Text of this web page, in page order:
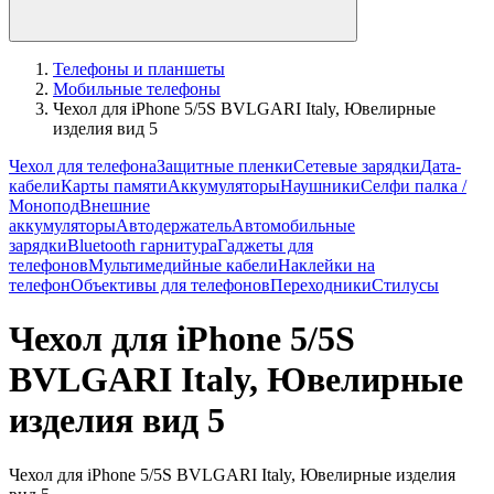
Телефоны и планшеты
Мобильные телефоны
Чехол для iPhone 5/5S BVLGARI Italy, Ювелирные
изделия вид 5
Чехол для телефонаЗащитные пленкиСетевые зарядкиДата-
кабелиКарты памятиАккумуляторыНаушникиСелфи палка /
МоноподВнешние
аккумуляторыАвтодержательАвтомобильные
зарядкиBluetooth гарнитураГаджеты для
телефоновМультимедийные кабелиНаклейки на
телефонОбъективы для телефоновПереходникиСтилусы
Чехол для iPhone 5/5S
BVLGARI Italy, Ювелирные
изделия вид 5
Чехол для iPhone 5/5S BVLGARI Italy, Ювелирные изделия